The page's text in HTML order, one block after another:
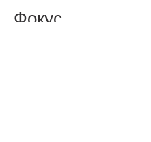
Фокус